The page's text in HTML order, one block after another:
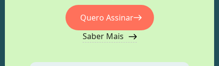
Quero Assinar
Saber Mais